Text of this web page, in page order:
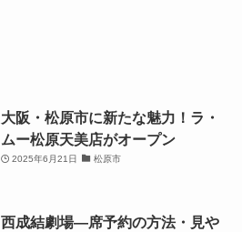
大阪・松原市に新たな魅力！ラ・
ムー松原天美店がオープン
2025年6月21日 松原市
西成結劇場—席予約の方法・見や